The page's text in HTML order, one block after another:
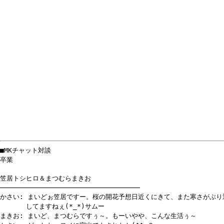
■MKチャット対談
卒業
笠居トシヒロ＆まつむらまきお
───────────────────────────────────
かさい: まいどぉ笠居ですー。桜の開花予想日近くにきて、また寒さがぶり
してますねぇ(*_*)サムー
まきお: まいど、まつむらですぅ～。もーいやや、こんな生活ぅ～